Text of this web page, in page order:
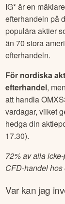
IG* är en
efterhandeln på
populära aktier
än 70 stora
efterhandeln.
För nordiska
efterhandel,
att handla
vardagar, vilket
hedga din
17.30).
72% av alla
CFD-handel
Var kan jag